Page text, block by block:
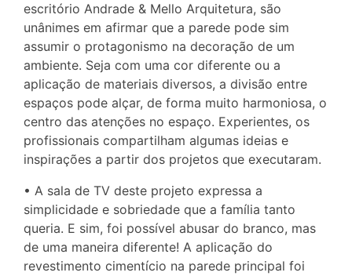
escritório Andrade & Mello Arquitetura, são
unânimes em afirmar que a parede pode sim
assumir o protagonismo na decoração de um
ambiente. Seja com uma cor diferente ou a
aplicação de materiais diversos, a divisão entre
espaços pode alçar, de forma muito harmoniosa, o
centro das atenções no espaço. Experientes, os
profissionais compartilham algumas ideias e
inspirações a partir dos projetos que executaram.
• A sala de TV deste projeto expressa a
simplicidade e sobriedade que a família tanto
queria. E sim, foi possível abusar do branco, mas
de uma maneira diferente! A aplicação do
revestimento cimentício na parede principal foi